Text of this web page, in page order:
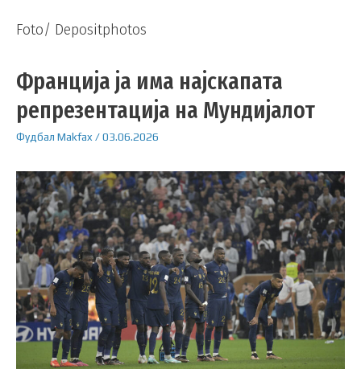
Foto/ Depositphotos
Франција ја има најскапата
репрезентација на Мундијалот
Фудбал Makfax/03.06.2026